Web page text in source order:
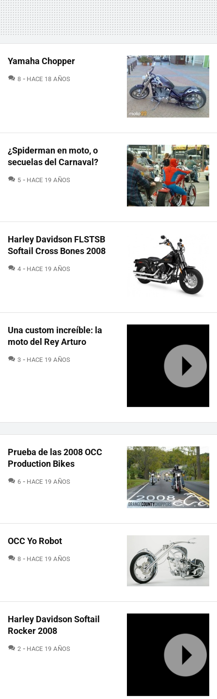
Yamaha Chopper
8 COMENTARIOS
HACE 18 AÑOS
¿Spiderman en moto, o
secuelas del Carnaval?
5 COMENTARIOS
HACE 19 AÑOS
Harley Davidson FLSTSB
Softail Cross Bones 2008
4 COMENTARIOS
HACE 19 AÑOS
Una custom increíble: la
moto del Rey Arturo
3 COMENTARIOS
HACE 19 AÑOS
Prueba de las 2008 OCC
Production Bikes
6 COMENTARIOS
HACE 19 AÑOS
OCC Yo Robot
8 COMENTARIOS
HACE 19 AÑOS
Harley Davidson Softail
Rocker 2008
2 COMENTARIOS
HACE 19 AÑOS